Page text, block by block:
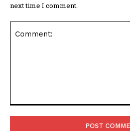
next time I comment.